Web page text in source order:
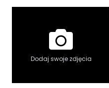
Dodaj swoje zdjęcia